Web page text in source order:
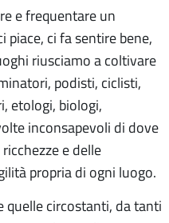
e frequentare un
ci fa sentire bene,
riusciamo a coltivare
podisti, ciclisti,
etologi, biologi,
inconsapevoli di dove
e delle
propria di ogni luogo.
quelle circostanti, da tanti